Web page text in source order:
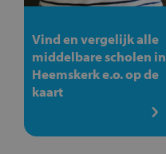
Vind en vergelijk alle
middelbare scholen in
Heemskerk e.o. op de
kaart